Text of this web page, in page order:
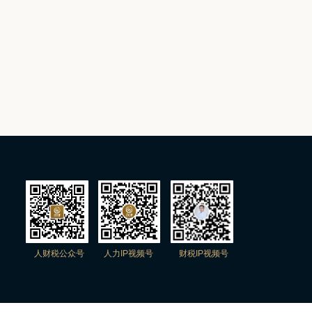
财税IP视频号
人力IP视频号
人财税公众号